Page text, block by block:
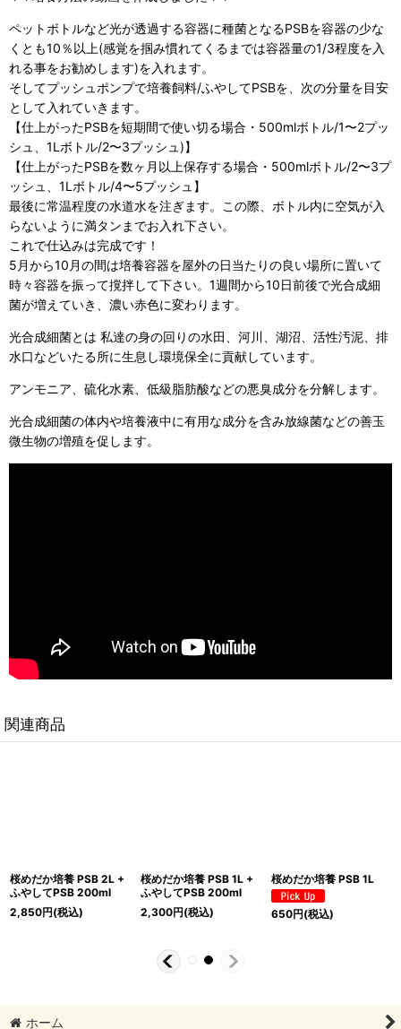
ペットボトルなど光が透過する容器に種菌となるPSBを容器の少な
くとも10％以上(感覚を掴み慣れてくるまでは容器量の1/3程度を入
れる事をお勧めします)を入れます。
そしてプッシュポンプで培養飼料/ふやしてPSBを、次の分量を目安
として入れていきます。
【仕上がったPSBを短期間で使い切る場合・500mlボトル/1〜2プッ
シュ、1Lボトル/2〜3プッシュ)】
【仕上がったPSBを数ヶ月以上保存する場合・500mlボトル/2〜3プ
ッシュ、1Lボトル/4〜5プッシュ】
最後に常温程度の水道水を注ぎます。この際、ボトル内に空気が入
らないように満タンまでお入れ下さい。
これで仕込みは完成です！
5月から10月の間は培養容器を屋外の日当たりの良い場所に置いて
時々容器を振って撹拌して下さい。1週間から10日前後で光合成細
菌が増えていき、濃い赤色に変わります。
光合成細菌とは 私達の身の回りの水田、河川、湖沼、活性汚泥、排
水口などいたる所に生息し環境保全に貢献しています。
アンモニア、硫化水素、低級脂肪酸などの悪臭成分を分解します。
光合成細菌の体内や培養液中に有用な成分を含み放線菌などの善玉
微生物の増殖を促します。
関連商品
桜めだか培養 PSB 2L +
ふやしてPSB 200ml
2,850円(税込)
桜めだか培養 PSB 1L +
ふやしてPSB 200ml
2,300円(税込)
桜めだか培養 PSB 1L
650円(税込)
ホーム